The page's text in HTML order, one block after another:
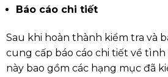
Báo cáo chi tiết
Sau khi hoàn thành kiểm tra và
cung cấp báo cáo chi tiết về tình
này bao gồm các hạng mục đã